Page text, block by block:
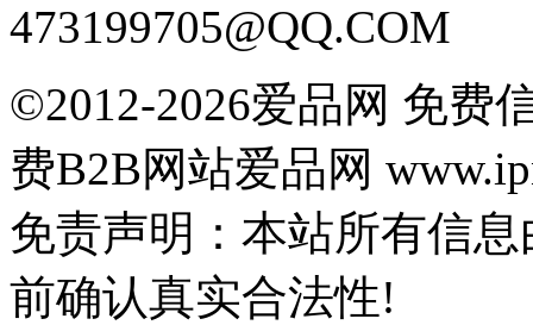
473199705@QQ.COM
©2012-2026爱品网 免费
费B2B网站爱品网
免责声明：本站所有信
前确认真实合法性!